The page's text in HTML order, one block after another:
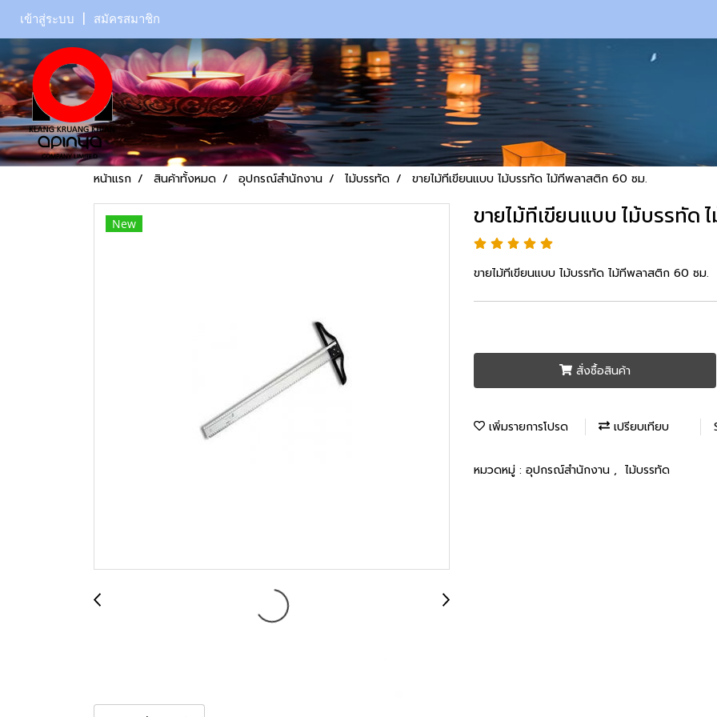
เข้าสู่ระบบ สมัครสมาชิก
หน้าแรก สินค้าทั้งหมด อุปกรณ์สำนักงาน ไม้บรรทัด ขายไม้ทีเขียนแบบ ไม้บรรทัด ไม้ทีพลาสติก 60 ซม.
New ขายไม้ทีเขียนแบบ ไม้บรรทัด
ขายไม้ทีเขียนแบบ ไม้บรรทัด ไม้ทีพลาสติก 60 ซม.
สั่งซื้อสินค้า
เพิ่มรายการโปรด เปรียบเทียบ
หมวดหมู่ : อุปกรณ์สำนักงาน , ไม้บรรทัด